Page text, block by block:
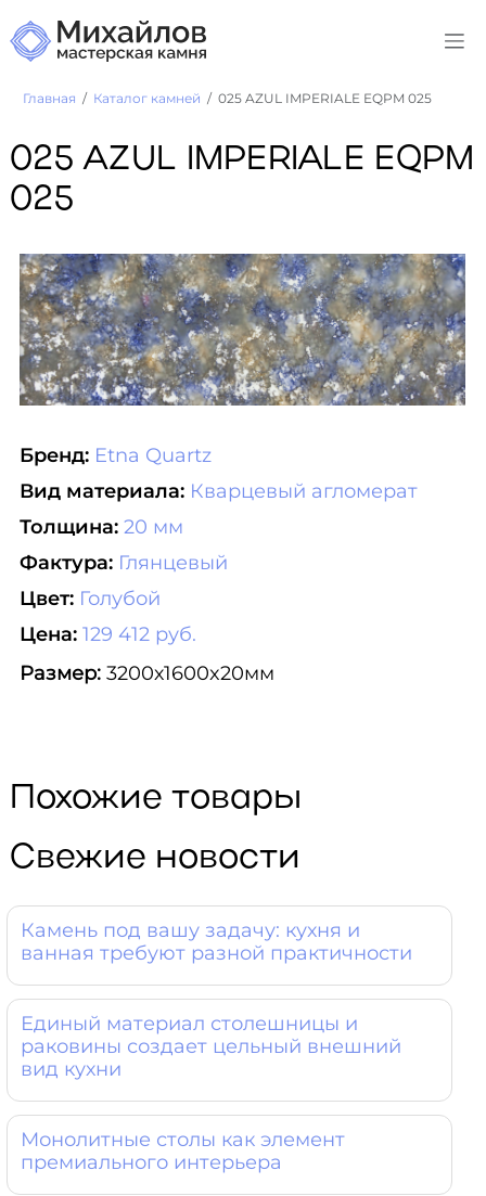
Главная Каталог камней 025 AZUL IMPERIALE EQPM 025
025 AZUL IMPERIALE EQPM
025
Бренд: Etna Quartz
Вид материала: Кварцевый агломерат
Толщина: 20 мм
Фактура: Глянцевый
Цвет: Голубой
Цена: 129 412 руб.
Размер: 3200х1600x20мм
Похожие товары
Свежие новости
Камень под вашу задачу: кухня и
ванная требуют разной практичности
Единый материал столешницы и
раковины создает цельный внешний
вид кухни
Монолитные столы как элемент
премиального интерьера